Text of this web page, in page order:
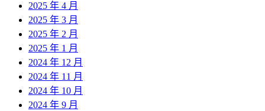
2025 年 4 月
2025 年 3 月
2025 年 2 月
2025 年 1 月
2024 年 12 月
2024 年 11 月
2024 年 10 月
2024 年 9 月